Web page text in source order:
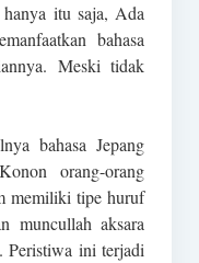
itu saja, Ada
bahasa
Meski tidak
bahasa Jepang
orang-orang
memiliki tipe huruf
muncullah aksara
Peristiwa ini terjadi